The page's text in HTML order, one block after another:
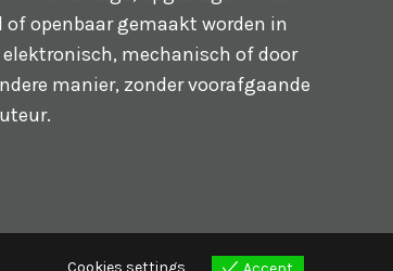
openbaar gemaakt worden in
mechanisch of door
manier, zonder voorafgaande
Cookies settings